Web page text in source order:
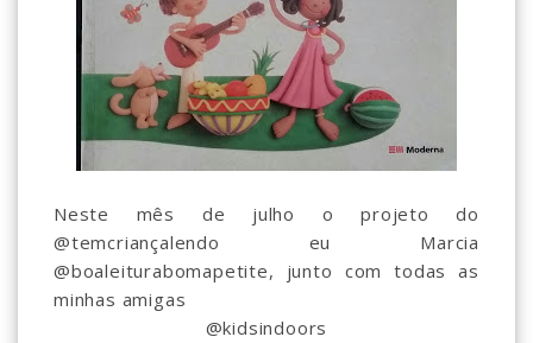
Neste mês de julho o projeto do
@temcriançalendo eu Marcia
@boaleiturabomapetite, junto com todas as
minhas amigas
@kidsindoors